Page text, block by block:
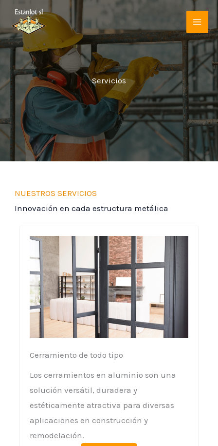
contenido
Servicios
NUESTROS SERVICIOS
Innovación en cada estructura metálica
Cerramiento de todo tipo
Los cerramientos en aluminio son una
solución versátil, duradera y
estéticamente atractiva para diversas
aplicaciones en construcción y
remodelación.